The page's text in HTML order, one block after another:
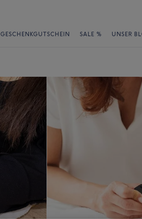
GESCHENKGUTSCHEIN SALE % UNSER